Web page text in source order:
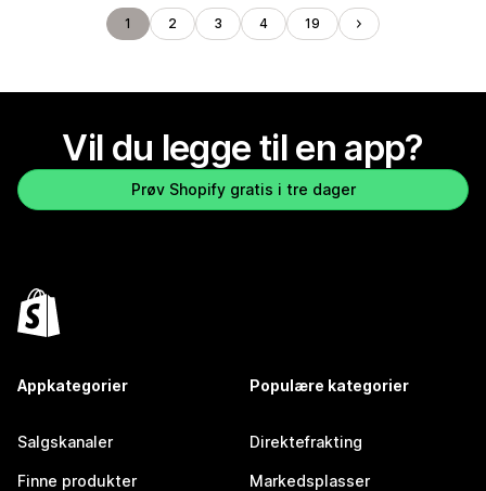
1 2 3 4 19
Vil du legge til en app?
Prøv Shopify gratis i tre dager
Appkategorier
Salgskanaler
Finne produkter
Populære kategorier
Direktefrakting
Markedsplasser